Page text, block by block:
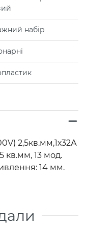
набір
2,5кв.мм,1х32А
кв.мм, 13 мод.
14 мм.